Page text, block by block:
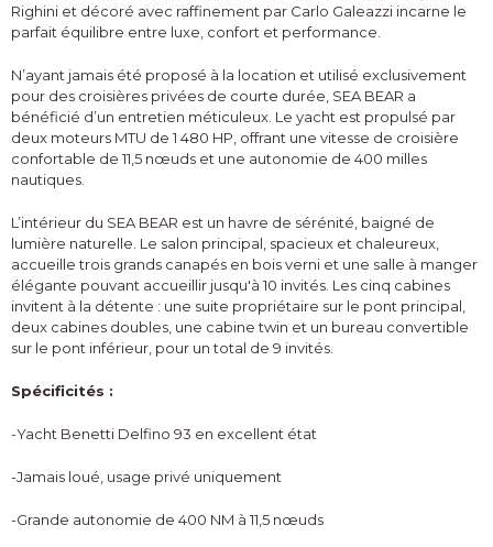
Righini et décoré avec raffinement par Carlo Galeazzi incarne le
parfait équilibre entre luxe, confort et performance.
N’ayant jamais été proposé à la location et utilisé exclusivement
pour des croisières privées de courte durée, SEA BEAR a
bénéficié d’un entretien méticuleux. Le yacht est propulsé par
deux moteurs MTU de 1 480 HP, offrant une vitesse de croisière
confortable de 11,5 nœuds et une autonomie de 400 milles
nautiques.
L’intérieur du SEA BEAR est un havre de sérénité, baigné de
lumière naturelle. Le salon principal, spacieux et chaleureux,
accueille trois grands canapés en bois verni et une salle à manger
élégante pouvant accueillir jusqu'à 10 invités. Les cinq cabines
invitent à la détente : une suite propriétaire sur le pont principal,
deux cabines doubles, une cabine twin et un bureau convertible
sur le pont inférieur, pour un total de 9 invités.
Spécificités :
-Yacht Benetti Delfino 93 en excellent état
-Jamais loué, usage privé uniquement
-Grande autonomie de 400 NM à 11,5 nœuds